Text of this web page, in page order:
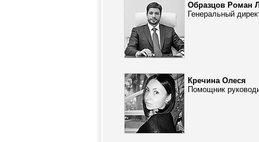
Образцов Роман
Генеральный
Кречина Олеся
Помощник